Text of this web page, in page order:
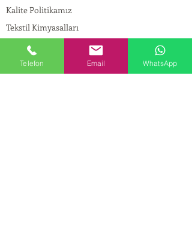
Kalite Politikamız
Tekstil Kimyasalları
Yapı Kimyasalları
İlaç Kimyasalları
Telefon Email WhatsApp